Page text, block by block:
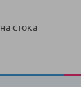
стока